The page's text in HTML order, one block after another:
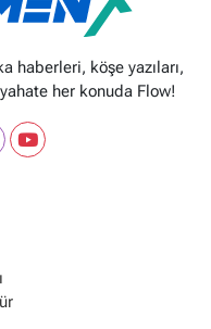
haberleri, köşe yazıları,
her konuda Flow!